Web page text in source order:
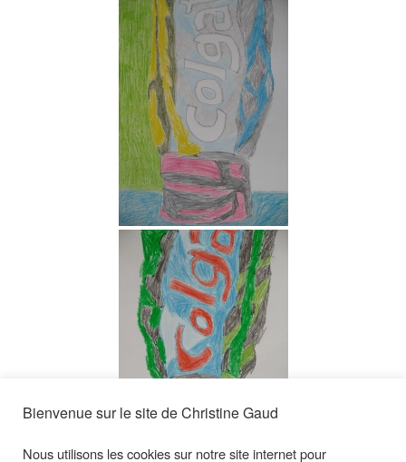
Bienvenue sur le site de Christine Gaud
Nous utilisons les cookies sur notre site internet pour